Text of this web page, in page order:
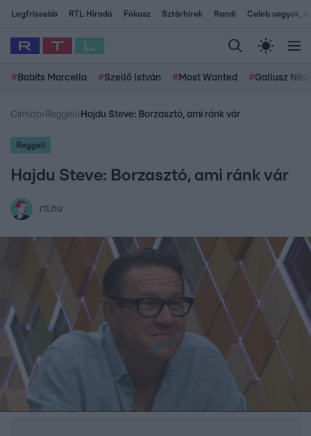
Legfrissebb RTL Híradó Fókusz Sztárhírek Randi Celeb vagyok,
# Babits Marcella #Szellő István # Most Wanted #Gallusz
Címlap› Reggeli› Hajdu Steve: Borzasztó, ami ránk vár
Reggeli
Hajdu Steve: Borzasztó, ami ránk vár
rtl.hu